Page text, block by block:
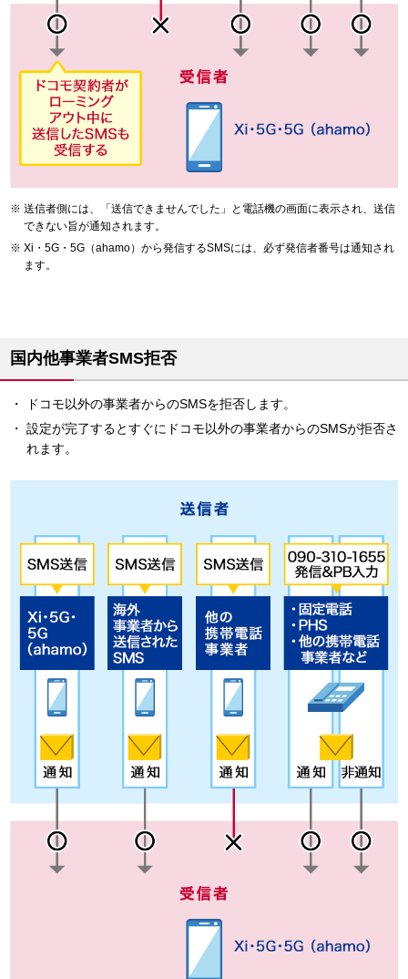
送信者側には、「送信できませんでした」と電話機の画面に表示され、送信
できない旨が通知されます。
Xi・5G・5G（ahamo）から発信するSMSには、必ず発信者番号は通知され
ます。
国内他事業者SMS拒否
ドコモ以外の事業者からのSMSを拒否します。
設定が完了するとすぐにドコモ以外の事業者からのSMSが拒否さ
れます。